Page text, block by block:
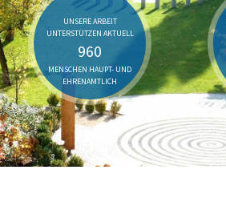
UNSERE ARBEIT
UNTERSTÜTZEN AKTUELL
960
MENSCHEN HAUPT- UND
EHRENAMTLICH